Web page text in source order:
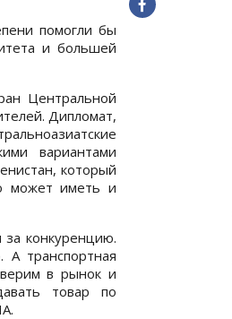
помогли бы
и большей
Центральной
Дипломат,
вариантами
который
может иметь и
конкуренцию.
транспортная
в рынок и
товар по